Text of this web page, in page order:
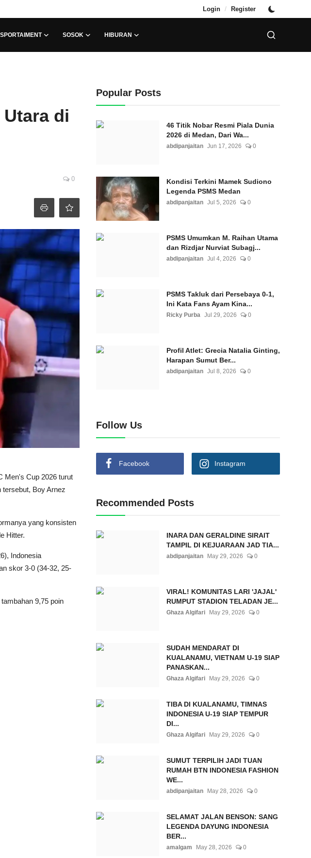
Login / Register
SPORTAIMENT SOSOK HIBURAN
di
0
Men's Cup 2026 turut
tersebut, Boy Arnez
yang konsisten
Hitter.
Indonesia
skor 3-0 (34-32, 25-
9,75 poin
Popular Posts
46 Titik Nobar Resmi Piala Dunia
2026 di Medan, Dari Wa...
abdipanjaitan Jun 17, 2026 0
Kondisi Terkini Mamek Sudiono
Legenda PSMS Medan
abdipanjaitan Jul 5, 2026 0
PSMS Umumkan M. Raihan Utama
dan Rizdjar Nurviat Subagj...
abdipanjaitan Jul 4, 2026 0
PSMS Takluk dari Persebaya 0-1,
Ini Kata Fans Ayam Kina...
Ricky Purba Jul 29, 2026 0
Profil Atlet: Grecia Natalia Ginting,
Harapan Sumut Ber...
abdipanjaitan Jul 8, 2026 0
Follow Us
Facebook Instagram
Recommended Posts
INARA DAN GERALDINE SIRAIT
TAMPIL DI KEJUARAAN JAD TIA...
abdipanjaitan May 29, 2026 0
VIRAL! KOMUNITAS LARI 'JAJAL'
RUMPUT STADION TELADAN JE...
Ghaza Algifari May 29, 2026 0
SUDAH MENDARAT DI
KUALANAMU, VIETNAM U-19 SIAP
PANASKAN...
Ghaza Algifari May 29, 2026 0
TIBA DI KUALANAMU, TIMNAS
INDONESIA U-19 SIAP TEMPUR
DI...
Ghaza Algifari May 29, 2026 0
SUMUT TERPILIH JADI TUAN
RUMAH BTN INDONESIA FASHION
WE...
abdipanjaitan May 28, 2026 0
SELAMAT JALAN BENSON: SANG
LEGENDA DAYUNG INDONESIA
BER...
amalgam May 28, 2026 0